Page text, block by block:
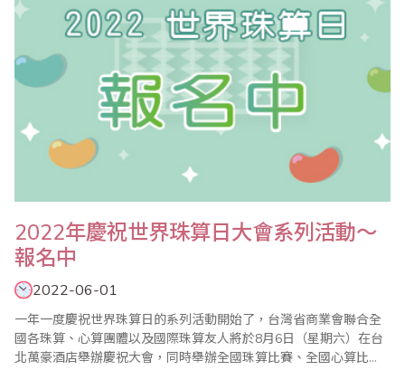
2022年慶祝世界珠算日大會系列活動～
報名中
2022-06-01
一年一度慶祝世界珠算日的系列活動開始了，台灣省商業會聯合全
國各珠算、心算團體以及國際珠算友人將於8月6日（星期六）在台
北萬豪酒店舉辦慶祝大會，同時舉辦全國珠算比賽、全國心算比